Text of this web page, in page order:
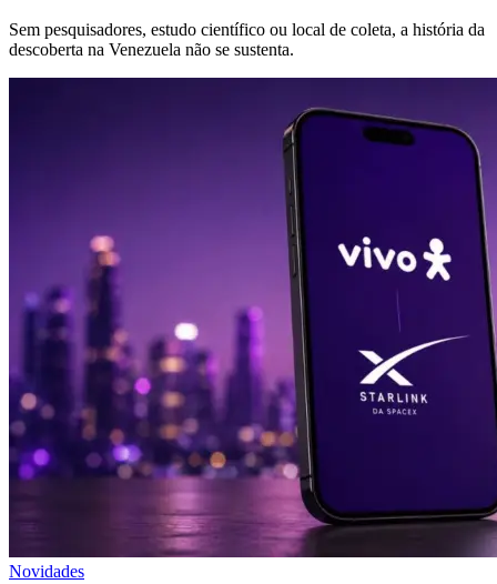
Sem pesquisadores, estudo científico ou local de coleta, a história da
descoberta na Venezuela não se sustenta.
Novidades